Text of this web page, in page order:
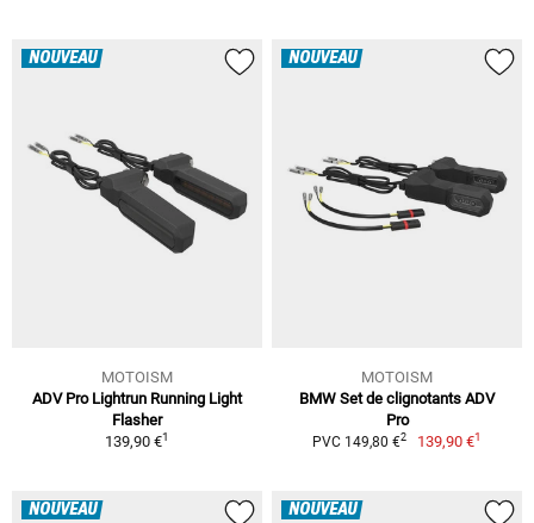
NOUVEAU
MOTOISM
ADV Pro Lightrun Running Light
Flasher
139,90 €1
NOUVEAU
MOTOISM
BMW Set de clignotants ADV
Pro
PVC 149,80 €2 139,90 €1
NOUVEAU NOUVEAU